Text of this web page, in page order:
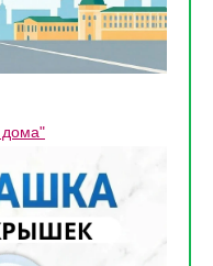
дома"